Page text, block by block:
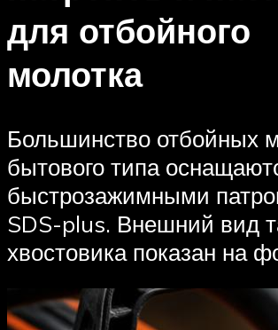
для отбойного
молотка
Большинство отбойных
бытового типа
быстрозажимными
SDS-plus. Внешний вид
хвостовика показан на